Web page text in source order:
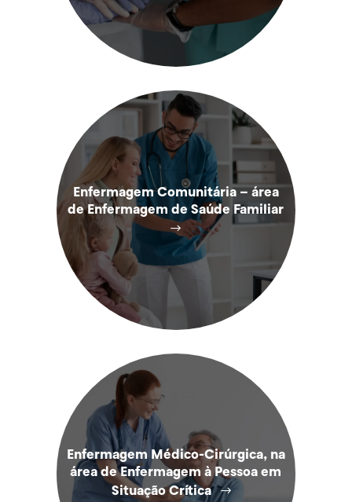
Enfermagem Comunitária – área
de Enfermagem de Saúde Familiar
Enfermagem Médico-Cirúrgica, na
área de Enfermagem à Pessoa em
Situação Crítica